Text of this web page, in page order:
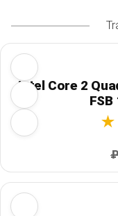
Intel Core 2